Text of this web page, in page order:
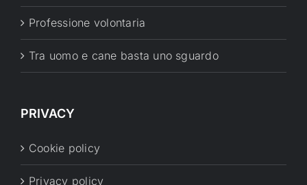
Professione volontaria
Tra uomo e cane basta uno sguardo
PRIVACY
Cookie policy
Privacy policy